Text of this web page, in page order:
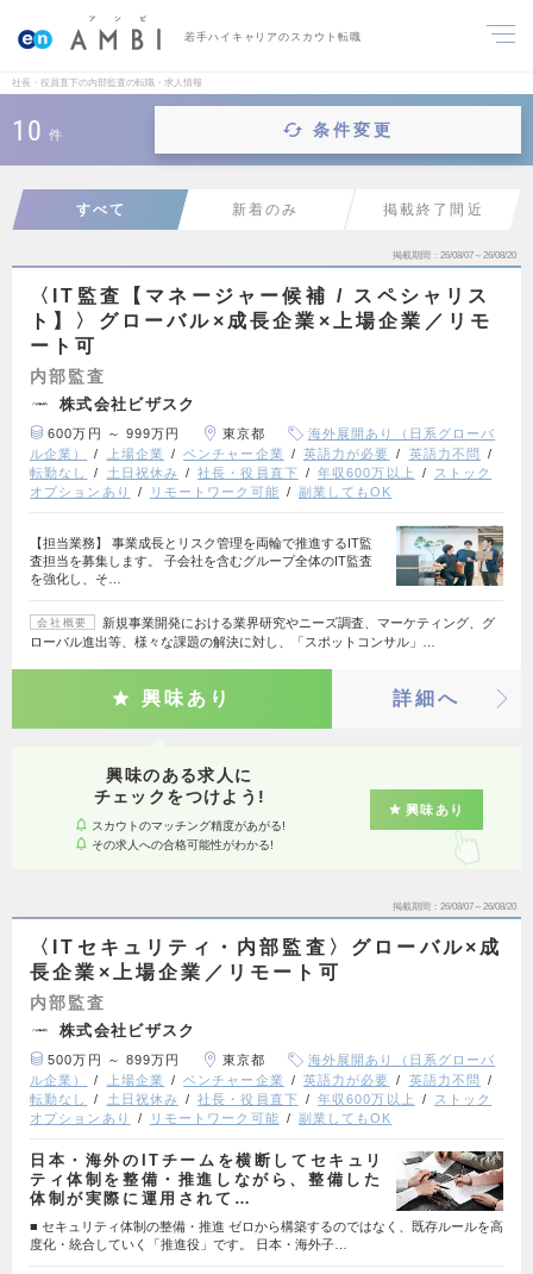
若手ハイキャリアのスカウト転職
社長・役員直下の内部監査の転職・求人情報
10 件 条件変更
すべて 新着のみ 掲載終了間近
掲載期間 26/08/07～26/08/20
〈IT監査【マネージャー候補 / スペシャリス
ト】〉グローバル×成長企業×上場企業／リモ
ート可
内部監査
株式会社ビザスク
600万円 ～ 999万円 東京都
海外展開あり（日系グローバ
ル企業）
上場企業 ベンチャー企業 英語力が必要
英語力不問
転勤なし
土日祝休み 社長・役員直下 年収600万以上
ストック
オプションあり
リモートワーク可能 副業してもOK
【担当業務】 事業成長とリスク管理を両輪で推進するIT監
査担当を募集します。 子会社を含むグループ全体のIT監査
を強化し、そ…
会社概要
新規事業開発における業界研究やニーズ調査、マーケティング、グ
ローバル進出等、様々な課題の解決に対し、「スポットコンサル」…
興味あり 詳細へ
興味のある求人に
チェックをつけよう!
スカウトのマッチング精度があがる!
その求人への合格可能性がわかる!
興味あり
掲載期間 26/08/07～26/08/20
〈ITセキュリティ・内部監査〉グローバル×成
長企業×上場企業／リモート可
内部監査
株式会社ビザスク
500万円 ～ 899万円 東京都
海外展開あり（日系グローバ
ル企業）
上場企業 ベンチャー企業 英語力が必要
英語力不問
転勤なし
土日祝休み 社長・役員直下 年収600万以上
ストック
オプションあり
リモートワーク可能 副業してもOK
日本・海外のITチームを横断してセキュリ
ティ体制を整備・推進しながら、整備した
体制が実際に運用されて…
■ セキュリティ体制の整備・推進 ゼロから構築するのではなく、既存ルールを高
度化・統合していく「推進役」です。 日本・海外子…